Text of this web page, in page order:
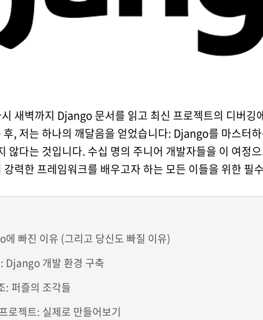
새벽까지 Django 문서를 읽고 최신 프로젝트의 디버깅
후, 저는 하나의 깨달음을 얻었습니다: Django를 마스터
않다는 것입니다. 수십 명의 주니어 개발자들을 이 여정
력한 프레임워크를 배우고자 하는 모든 이들을 위한 필
빠진 이유 (그리고 당신도 빠질 이유)
Django 개발 환경 구축
: 퍼즐의 조각들
로젝트: 실제로 만들어보기